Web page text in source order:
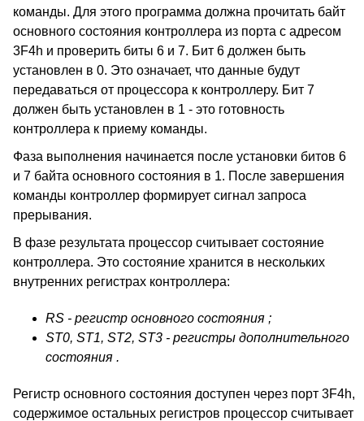
команды. Для этого программа должна прочитать байт
основного состояния контроллера из порта с адресом
3F4h и проверить биты 6 и 7. Бит 6 должен быть
установлен в 0. Это означает, что данные будут
передаваться от процессора к контроллеру. Бит 7
должен быть установлен в 1 - это готовность
контроллера к приему команды.
Фаза выполнения начинается после установки битов 6
и 7 байта основного состояния в 1. После завершения
команды контроллер формирует сигнал запроса
прерывания.
В фазе результата процессор считывает состояние
контроллера. Это состояние хранится в нескольких
внутренних регистрах контроллера:
RS - регистр основного состояния ;
ST0, ST1, ST2, ST3 - регистры дополнительного
состояния .
Регистр основного состояния доступен через порт 3F4h,
содержимое остальных регистров процессор считывает